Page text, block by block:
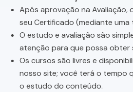
Após aprovação na Avaliação,
seu Certificado (mediante uma
O estudo e avaliação são
atenção para que possa obter
Os cursos são livres e
nosso site; você terá o tempo
o estudo do conteúdo.